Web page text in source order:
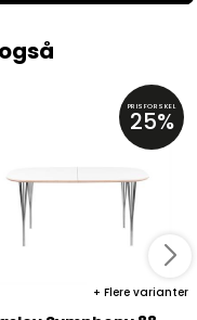
PRISFORSKEL
25%
Flere varianter